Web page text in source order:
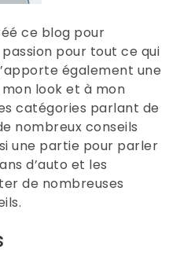
ce blog pour
pour tout ce qui
également une
look et à mon
catégories parlant de
nombreux conseils
une partie pour parler
d’auto et les
de nombreuses